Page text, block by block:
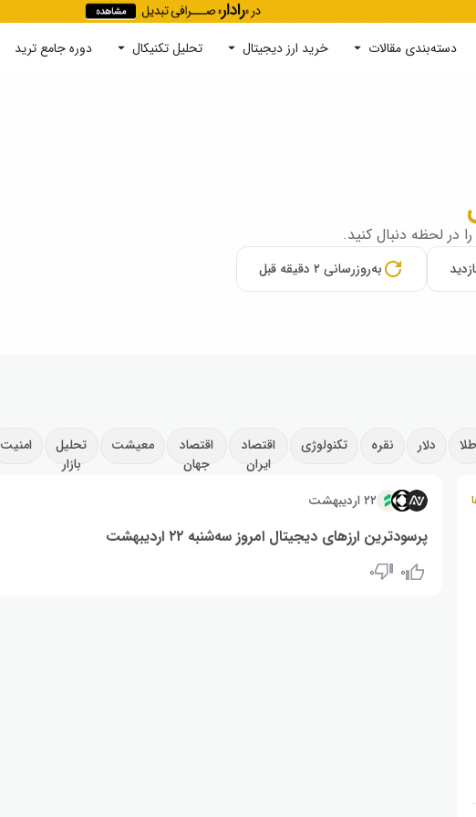
دسته‌بندی مقالات خرید ارز دیجیتال تحلیل تکنیکال دوره‌ جامع ترید جستجو
در لحظه دنبال کنید.
به‌روزرسانی ۲ دقیقه قبل
طلا دلار نقره تکنولوژی
اقتصاد
ایران
اقتصاد
جهان
معیشت
تحلیل
بازار
امنیت
۲۲ اردیبهشت
پرسودترین ارزهای دیجیتال امروز سه‌شنبه ۲۲ اردیبهشت
استدر: ۹۲٪+ | آوالون لبز: ۸۶٪+ | ساگا: ۶۳٪+
۰ ۰